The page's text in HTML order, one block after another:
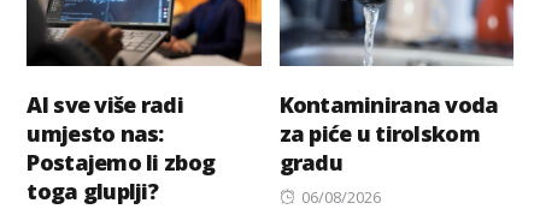
AI sve više radi
umjesto nas:
Postajemo li zbog
toga gluplji?
Kontaminirana voda
za piće u tirolskom
gradu
Posted
06/08/2026